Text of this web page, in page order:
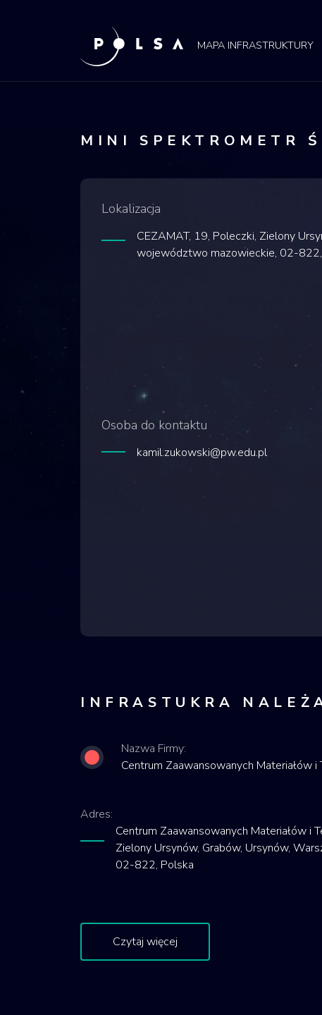
MAPA INFRASTRUKTURY
MINI SPEKTROMETR
Lokalizacja
CEZAMAT, 19, Poleczki, Zielony
województwo mazowieckie, 02-
Osoba do kontaktu
kamil.zukowski@pw.edu.pl
INFRASTUKRA
Nazwa Firmy:
Centrum Zaawansowanych Materiałów
Adres:
Centrum Zaawansowanych Materiałów i
Zielony Ursynów, Grabów, Ursynów,
02-822, Polska
Czytaj więcej